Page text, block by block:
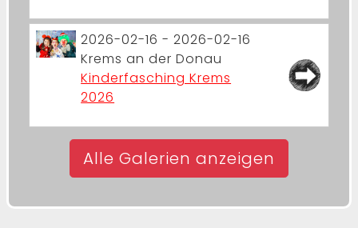
2026-02-16 - 2026-02-16
Krems an der Donau
Kinderfasching Krems
2026
Alle Galerien anzeigen